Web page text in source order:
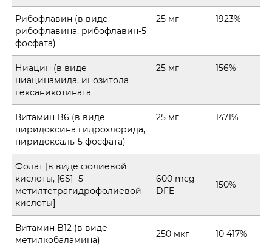
Рибофлавин (в виде
рибофлавина, рибофлавин-5
фосфата)
25 мг 1923%
Ниацин (в виде
ниацинамида, инозитола
гексаникотината
25 мг 156%
Витамин B6 (в виде
пиридоксина гидрохлорида,
пиридоксаль-5 фосфата)
25 мг 1471%
Фолат [в виде фолиевой
кислоты, [6S] -5-
метилтетрагидрофолиевой
кислоты]
600 mcg
DFE
150%
Витамин B12 (в виде
метилкобаламина)
250 мкг 10 417%